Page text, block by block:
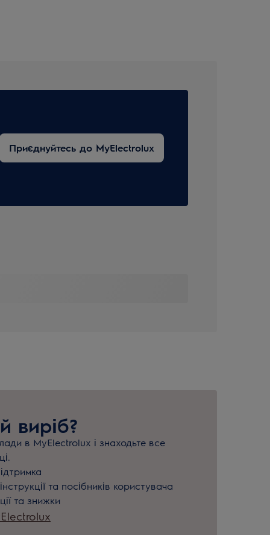
Приєднуйтесь до MyElectrolux
виріб?
в MyElectrolux і знаходьте все
та посібників користувача
та знижки